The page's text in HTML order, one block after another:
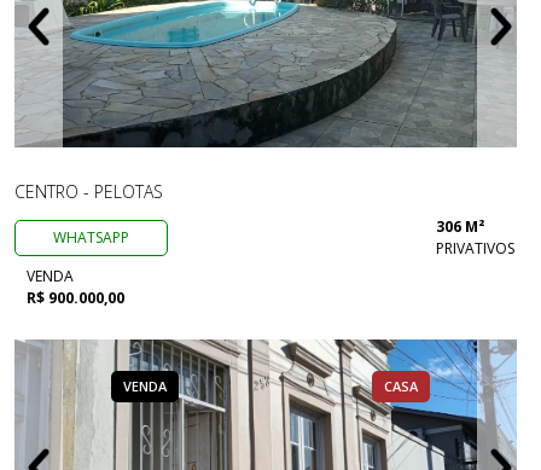
CENTRO - PELOTAS
WHATSAPP
306 M²
PRIVATIVOS
VENDA
R$ 900.000,00
VENDA CASA